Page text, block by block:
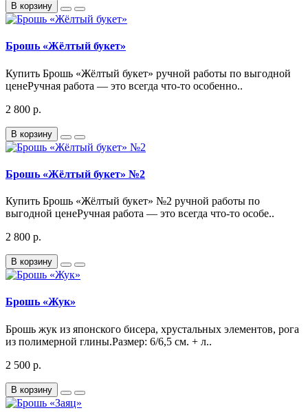
В корзину
Брошь «Жёлтый букет»
Купить Брошь «Жёлтый букет» ручной работы по выгодной
ценеРучная работа — это всегда что-то особенно..
2 800 р.
В корзину
Брошь «Жёлтый букет» №2
Купить Брошь «Жёлтый букет» №2 ручной работы по
выгодной ценеРучная работа — это всегда что-то особе..
2 800 р.
В корзину
Брошь «Жук»
Брошь жук из японского бисера, хрустальных элементов, рога
из полимерной глины.Размер: 6/6,5 см. + л..
2 500 р.
В корзину